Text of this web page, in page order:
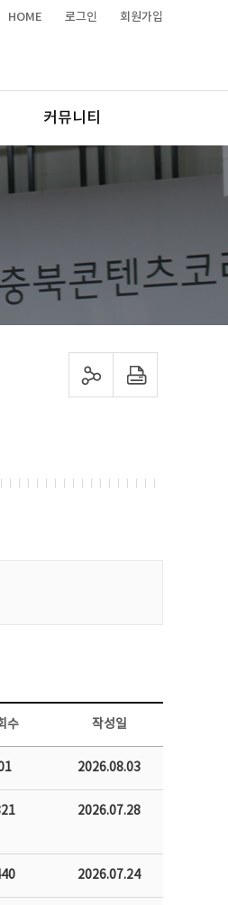
HOME 로그인 회원가입
커뮤니티
sns 공유하기 프린트하기
수 작성일
2026.08.03
2026.07.28
2026.07.24